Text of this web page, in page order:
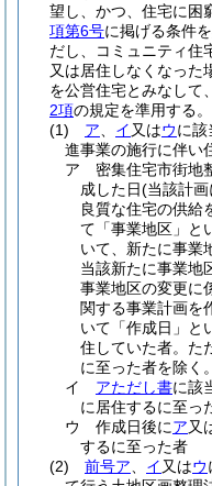
望し、かつ、住宅に困
項第6号に掲げる条件
だし、コミュニティ住
又は居住しなくなった
を公営住宅とみなして、
2項の規定を準用する。
(1)
ア イ 又はウに該
進事業の施行に伴い
ア
密集住宅市街地
成した日(当該計
良質な住宅の供給
て「事業地区」と
いて、新たに事業
当該新たに事業地
事業地区の変更に
関する事業計画を
いて「作成日」と
住していた者。 た
に至った者を除く。
イ
アただし書に該
に居住するに至っ
ウ
作成日後にア又
するに至った者
(2)
前号ア イ 又はウ